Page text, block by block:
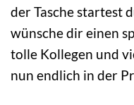
der Tasche startest
wünsche dir einen
tolle Kollegen und
nun endlich in der